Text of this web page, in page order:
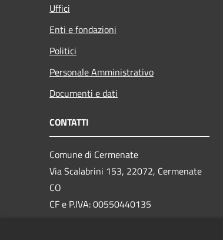
Uffici
Enti e fondazioni
Politici
Personale Amministrativo
Documenti e dati
CONTATTI
Comune di Cermenate
Via Scalabrini 153, 22072, Cermenate
CO
CF e P.IVA: 00550440135